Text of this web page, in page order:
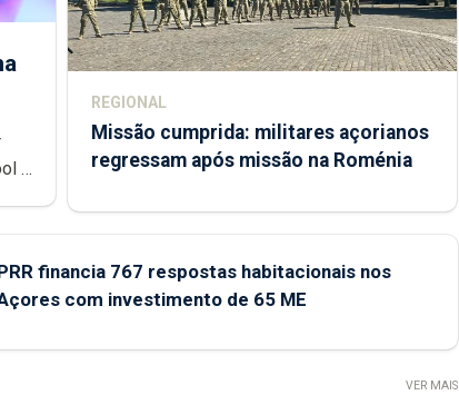
à
REGIONAL
Missão cumprida: militares açorianos
regressam após missão na Roménia
financia 767 respostas habitacionais nos
com investimento de 65 ME
VER MAIS